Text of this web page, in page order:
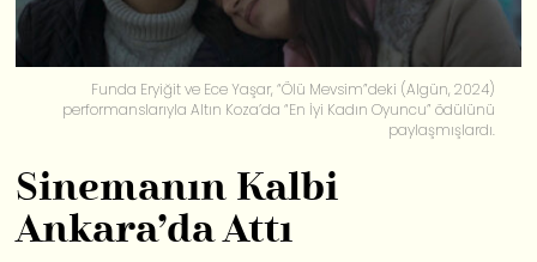
Funda Eryiğit ve Ece Yaşar, “Ölü Mevsim”deki (Algün, 2024)
performanslarıyla Altın Koza’da “En İyi Kadın Oyuncu” ödülünü
paylaşmışlardı.
Sinemanın Kalbi
Ankara’da Attı